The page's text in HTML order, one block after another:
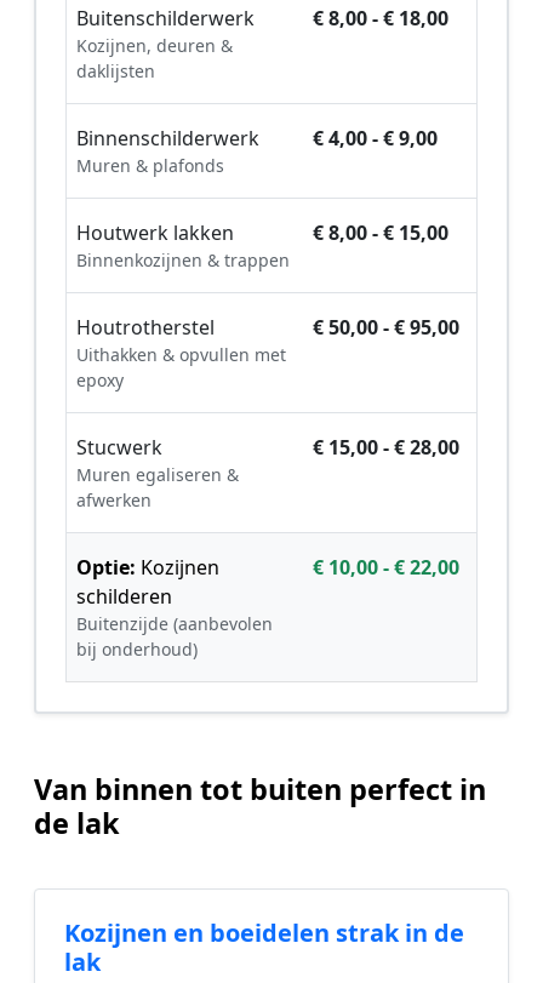
Buitenschilderwerk
Kozijnen, deuren &
daklijsten
€ 8,00 - € 18,00
Binnenschilderwerk
Muren & plafonds
€ 4,00 - € 9,00
Houtwerk lakken
Binnenkozijnen & trappen
€ 8,00 - € 15,00
Houtrotherstel
Uithakken & opvullen met
epoxy
€ 50,00 - € 95,00
Stucwerk
Muren egaliseren &
afwerken
€ 15,00 - € 28,00
Optie: Kozijnen
schilderen
Buitenzijde (aanbevolen
bij onderhoud)
€ 10,00 - € 22,00
Van binnen tot buiten perfect in
de lak
Kozijnen en boeidelen strak in de
lak